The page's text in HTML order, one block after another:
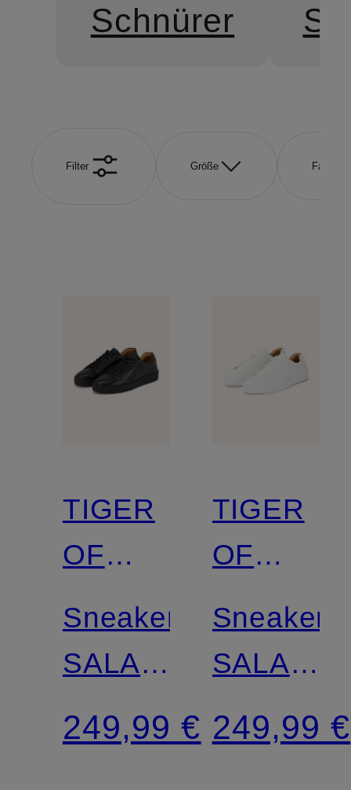
Schnürer
Filter Größe Farbe
TIGER
OF
SWEDEN
Sneaker
SALAS
2
249,99 €
TIGER
OF
SWEDEN
Sneaker
SALAS
2
249,99 €